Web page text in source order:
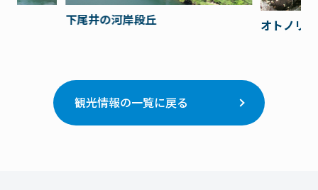
下尾井の河岸段丘 オトノリ
観光情報の一覧に戻る